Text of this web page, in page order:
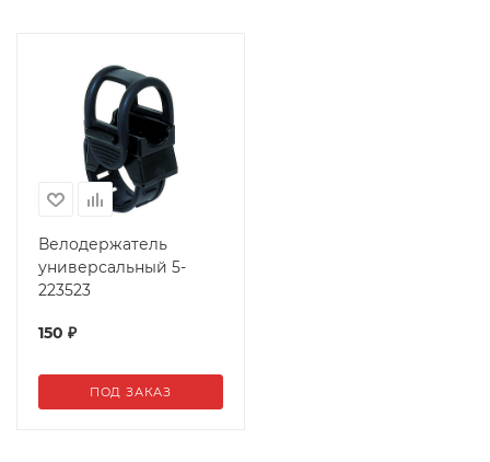
Велодержатель
универсальный 5-
223523
150 ₽
ПОД ЗАКАЗ